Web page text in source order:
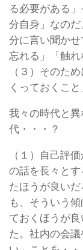
る必要がある
分自身」なの
分に言い聞か
忘れる」「触
（３）そのた
くっておくこ
我々の時代と
代・・・？
（１）自己評
の話を長々と
たほうが良い
も、そういう
ておくほうが
た。社内の会